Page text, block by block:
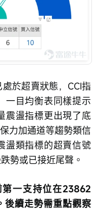
於超賣狀態，CCI指
一目均衡表同樣提示
震盪指標更出現了底
力加通道等趨勢類信
盪類指標的超賣信號
勢或已接近尾聲。
一支持位在23862
後續走勢需重點觀察